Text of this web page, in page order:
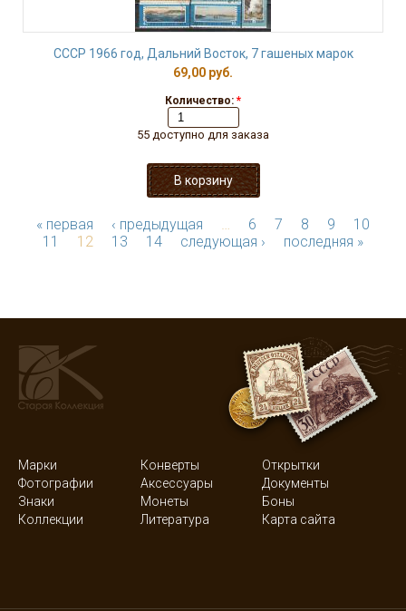
СССР 1966 год, Дальний Восток, 7 гашеных марок
69,00 руб.
Количество: *
55 доступно для заказа
« первая ‹ предыдущая … 6 7 8 9
10
11
12 13 14 следующая › последняя »
Марки Конверты
Открытки
Фотографии
Аксессуары
Документы
Знаки
Монеты
Боны
Коллекции
Литература Карта сайта